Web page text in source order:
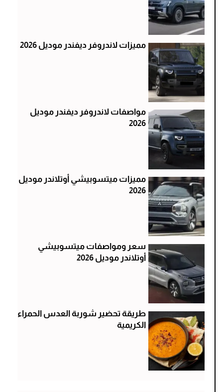
مميزات لاندروفر ديفندر موديل 2026
مواصفات لاندروفر ديفندر موديل
2026
مميزات ميتسوبيشي أوتلاندر موديل
2026
سعر ومواصفات ميتسوبيشي
أوتلاندر موديل 2026
طريقة تحضير شوربة العدس الحمراء
الكريمية